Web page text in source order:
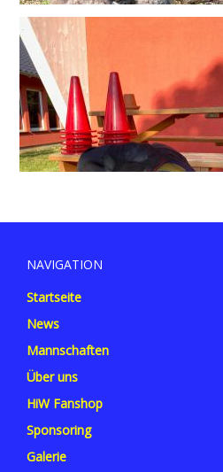
NAVIGATION
Startseite
News
Mannschaften
Über uns
HiW Fanshop
Sponsoring
Galerie